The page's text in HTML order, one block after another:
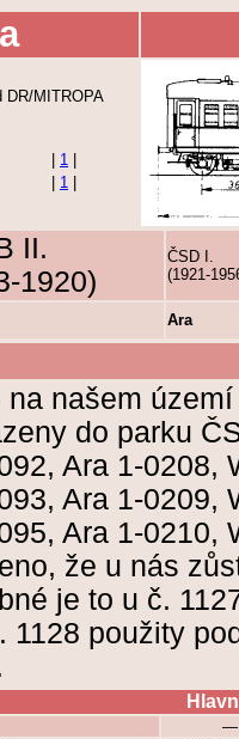
DR/MITROPA
1
1
II.
1920)
ČSD I.
(1921-
Ara
na našem
do parku
Ara 1-0208,
Ara 1-0209,
Ara 1-0210,
že u nás
je to u č.
1128 použity
—